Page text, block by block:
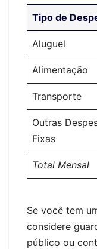
Tipo de
Aluguel
Alimentação
Transporte
Outras
Fixas
Total Mensal
Se você tem
considere
público ou